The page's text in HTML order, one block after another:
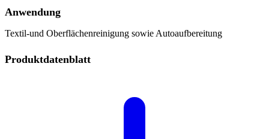
Anwendung
Textil-und Oberflächenreinigung sowie Autoaufbereitung
Produktdatenblatt